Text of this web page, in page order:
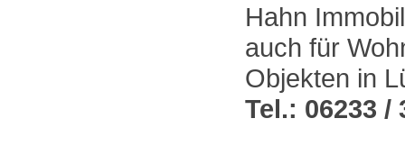
Hahn
auch für
Objekten in
Tel.: 06233 /